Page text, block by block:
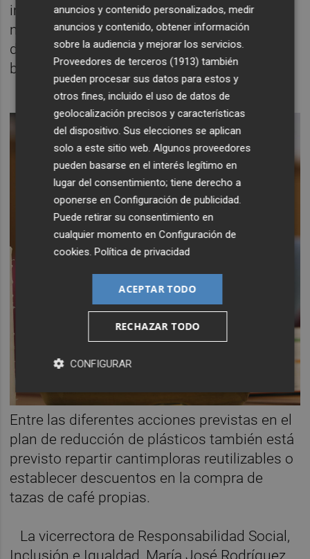
implementado se encuentra en las
máquinas de café e infusiones, que ya no
dispensan vasos de plástico sino otros
biodegradables.
Entre las diferentes acciones previstas en el
plan de reducción de plásticos también está
previsto repartir cantimploras reutilizables o
establecer descuentos en la compra de
tazas de café propias.
La vicerrectora de Responsabilidad Social,
Inclusión e Igualdad, María José Rodríguez,
anuncios y contenido personalizados, medir
anuncios y contenido, obtener información
sobre la audiencia y mejorar los servicios.
Proveedores de terceros (1913) también
pueden procesar sus datos para estos y
otros fines, incluido el uso de datos de
geolocalización precisos y características
del dispositivo. Sus elecciones se aplican
solo a este sitio web. Algunos proveedores
pueden basarse en el interés legítimo en
lugar del consentimiento; tiene derecho a
oponerse enConfiguración de publicidad.
Puede retirar su consentimiento en
cualquier momento enConfiguración de
cookies.Política de privacidad
ACEPTAR TODO
RECHAZAR TODO
CONFIGURAR